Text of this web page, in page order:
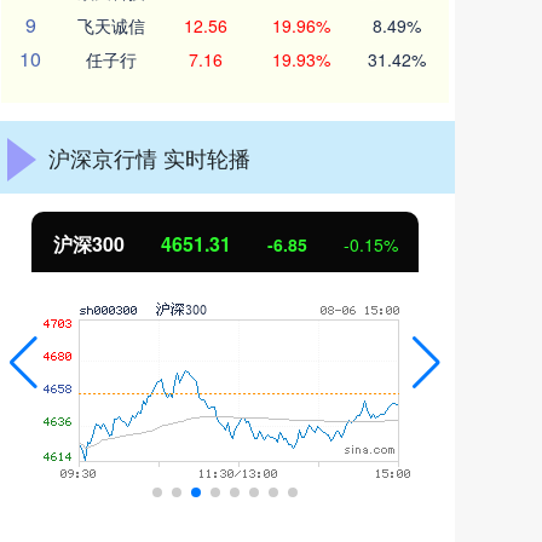
9 飞天诚信 12.56 19.96% 8.49%
10 任子行 7.16 19.93% 31.42%
沪深京行情 实时轮播
沪深300 4651.31 -6.85 -0.15%